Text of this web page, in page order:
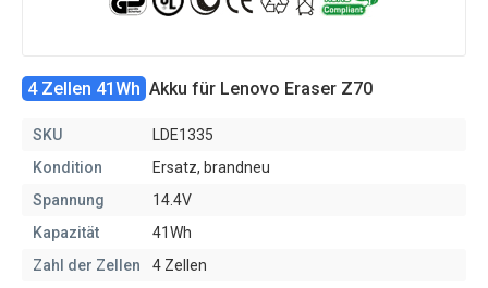
4 Zellen 41Wh Akku für Lenovo Eraser Z70
SKU
LDE1335
Kondition
Ersatz, brandneu
Spannung
14.4V
Kapazität
41Wh
Zahl der Zellen
4 Zellen